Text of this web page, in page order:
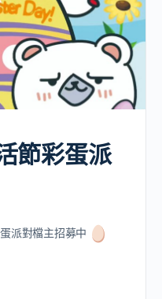
節彩蛋派
派對檔主招募中